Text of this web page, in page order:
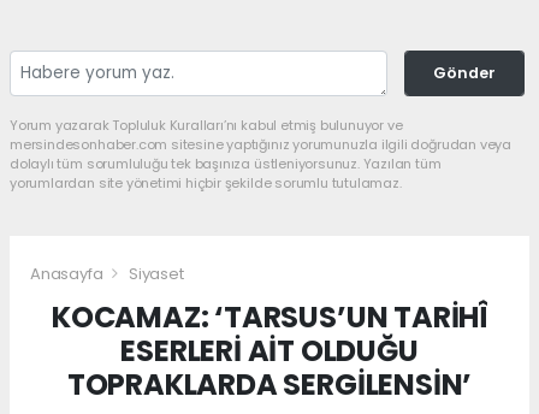
Gönder
Yorum yazarak Topluluk Kuralları’nı kabul etmiş bulunuyor ve
mersindesonhaber.com sitesine yaptığınız yorumunuzla ilgili doğrudan veya
dolaylı tüm sorumluluğu tek başınıza üstleniyorsunuz. Yazılan tüm
yorumlardan site yönetimi hiçbir şekilde sorumlu tutulamaz.
Anasayfa Siyaset
KOCAMAZ: ‘TARSUS’UN TARİHÎ
ESERLERİ AİT OLDUĞU
TOPRAKLARDA SERGİLENSİN’